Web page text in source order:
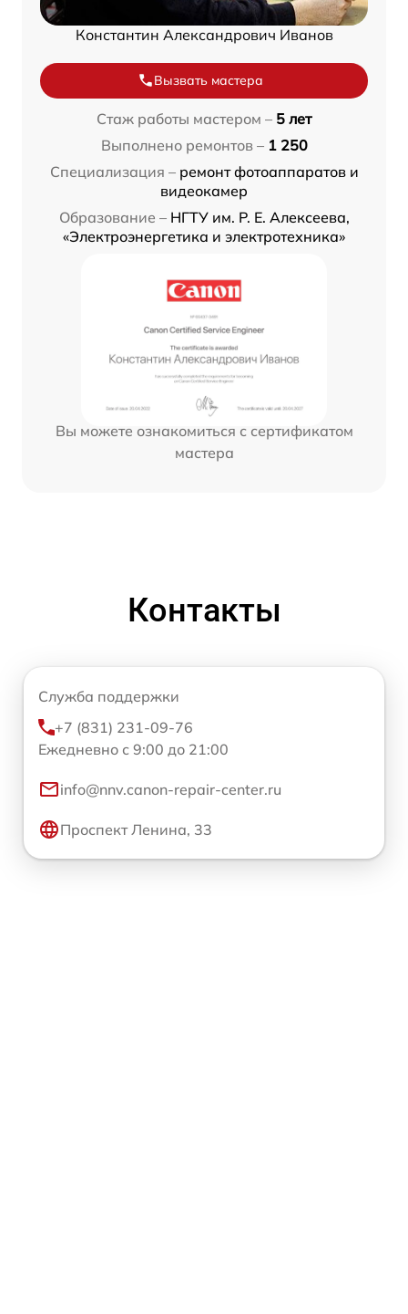
Константин Александрович Иванов
Вызвать мастера
Стаж работы мастером – 5 лет
Выполнено ремонтов – 1 250
Специализация – ремонт фотоаппаратов и
видеокамер
Образование – НГТУ им. Р. Е. Алексеева,
«Электроэнергетика и электротехника»
Вы можете ознакомиться с сертификатом
мастера
Контакты
Служба поддержки
+7 (831) 231-09-76
Ежедневно с 9:00 до 21:00
info@nnv.canon-repair-center.ru
Проспект Ленина, 33